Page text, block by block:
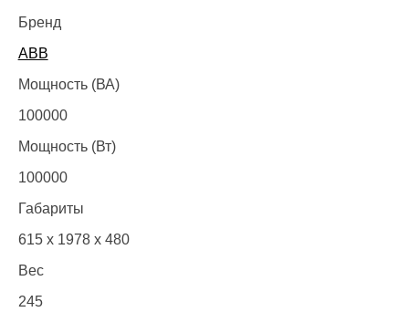
Бренд
ABB
Мощность (ВА)
100000
Мощность (Вт)
100000
Габариты
615 х 1978 х 480
Вес
245